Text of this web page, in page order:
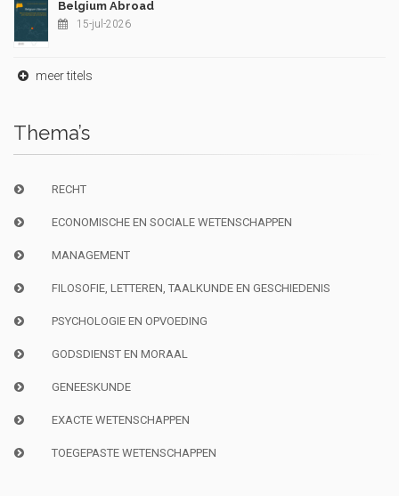
Belgium Abroad
15-jul-2026
meer titels
Thema’s
RECHT
ECONOMISCHE EN SOCIALE WETENSCHAPPEN
MANAGEMENT
FILOSOFIE, LETTEREN, TAALKUNDE EN GESCHIEDENIS
PSYCHOLOGIE EN OPVOEDING
GODSDIENST EN MORAAL
GENEESKUNDE
EXACTE WETENSCHAPPEN
TOEGEPASTE WETENSCHAPPEN